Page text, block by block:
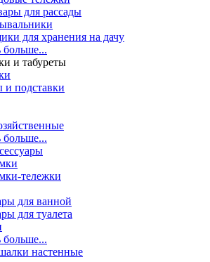
для рассады
для хранения на дачу
больше...
и табуреты
и подставки
больше...
тележки
для ванной
для туалета
больше...
настенные